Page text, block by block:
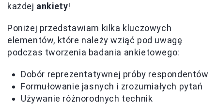
każdej ankiety!
Poniżej przedstawiam kilka kluczowych
elementów, które należy wziąć pod uwagę
podczas tworzenia badania ankietowego:
Dobór reprezentatywnej próby respondentów
Formułowanie jasnych i zrozumiałych pytań
Używanie różnorodnych technik